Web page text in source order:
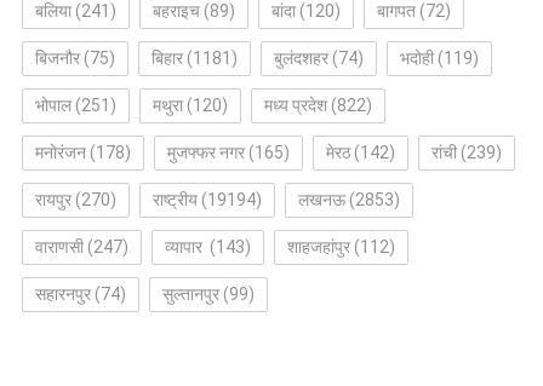
बलिया(241) बहराइच(89) बांदा(120) बागपत(72)
बिजनौर(75) बिहार(1181) बुलंदशहर(74) भदोही(119)
भोपाल(251) मथुरा(120) मध्य प्रदेश(822)
मनोरंजन(178) मुजफ्फर नगर(165) मेरठ(142) रांची(239)
रायपुर(270) राष्ट्रीय(19194) लखनऊ(2853)
वाराणसी(247) व्यापार (143) शाहजहांपुर(112)
सहारनपुर(74) सुल्तानपुर(99)